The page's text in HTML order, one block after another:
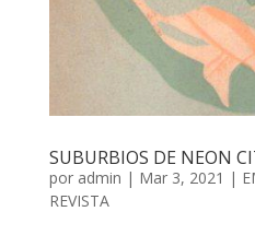
SUBURBIOS DE NEON
por admin | Mar 3, 2021 |
REVISTA